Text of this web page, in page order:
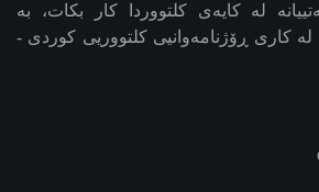
لە کایەی کلتووردا کار بکات، بە
لە کاری ڕۆژنامەوانیی کلتووریی کوردی -